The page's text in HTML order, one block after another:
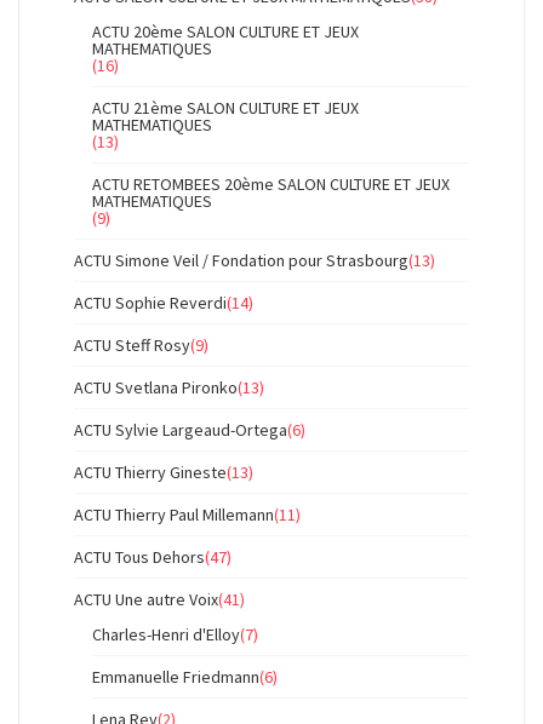
ACTU 20ème SALON CULTURE ET JEUX
MATHEMATIQUES
(16)
ACTU 21ème SALON CULTURE ET JEUX
MATHEMATIQUES
(13)
ACTU RETOMBEES 20ème SALON CULTURE ET JEUX
MATHEMATIQUES
(9)
ACTU Simone Veil / Fondation pour Strasbourg(13)
ACTU Sophie Reverdi(14)
ACTU Steff Rosy(9)
ACTU Svetlana Pironko(13)
ACTU Sylvie Largeaud-Ortega(6)
ACTU Thierry Gineste(13)
ACTU Thierry Paul Millemann(11)
ACTU Tous Dehors(47)
ACTU Une autre Voix(41)
Charles-Henri d'Elloy(7)
Emmanuelle Friedmann(6)
Lena Rey(2)